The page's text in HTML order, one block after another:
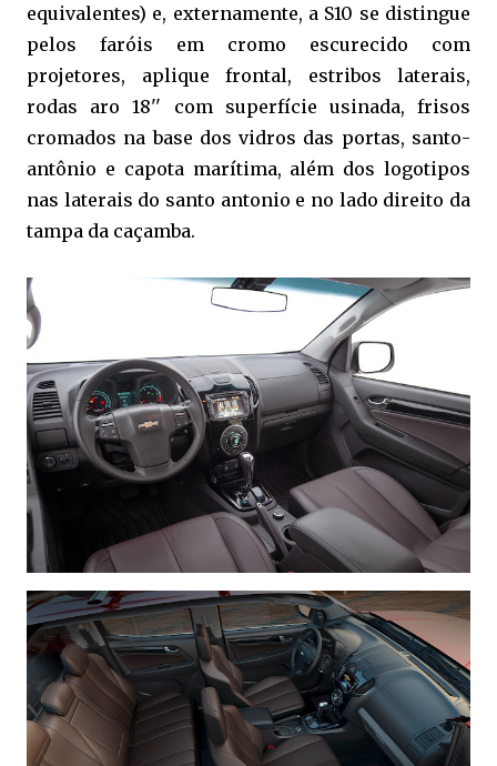
equivalentes) e, externamente, a S10 se distingue
pelos faróis em cromo escurecido com
projetores, aplique frontal, estribos laterais,
rodas aro 18'' com superfície usinada, frisos
cromados na base dos vidros das portas, santo-
antônio e capota marítima, além dos logotipos
nas laterais do santo antonio e no lado direito da
tampa da caçamba.